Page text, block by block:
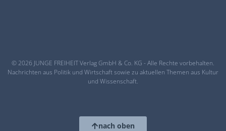
© 2026 JUNGE FREIHEIT Verlag GmbH & Co. KG - Alle Rechte vorbehalten.
Nachrichten aus Politik und Wirtschaft sowie zu aktuellen Themen aus Kultur
und Wissenschaft.
nach oben